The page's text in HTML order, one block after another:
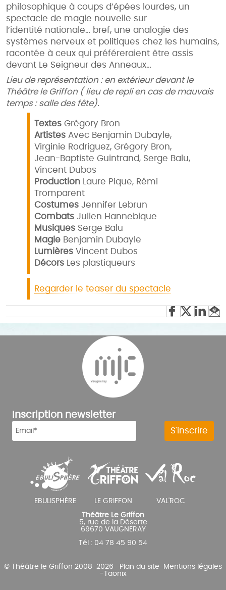
philosophique à coups d’épées lourdes, un
spectacle de magie nouvelle sur
l’identité nationale… bref, une analogie des
systèmes nerveux et politiques chez les humains,
racontée à ceux qui préféreraient être assis
devant Le Seigneur des Anneaux…
Lieu de représentation : en extérieur devant le
Théâtre le Griffon ( lieu de repli en cas de mauvais
temps : salle des fête).
Textes Grégory Bron
Artistes Avec Benjamin Dubayle,
Virginie Rodriguez, Grégory Bron,
Jean-Baptiste Guintrand, Serge Balu,
Vincent Dubos
Production
Laure Pique, Rémi
Tromparent
CostumesJennifer Lebrun
CombatsJulien Hannebique
MusiquesSerge Balu
MagieBenjamin Dubayle
LumièresVincent Dubos
DécorsLes plastiqueurs
Regarder le teaser du spectacle
Inscription newsletter
Théâtre Le Griffon
5, rue de la Déserte
69670 VAUGNERAY
Tél : 04 78 45 90 54
© Théâtre le Griffon 2008-2026 - Plan du site- Mentions légales
- Taonix